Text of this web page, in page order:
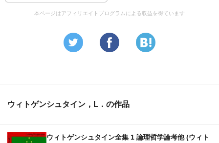
本ページはアフィリエイトプログラムによる収益を得ています
ウィトゲンシュタイン，L．の作品
ウィトゲンシュタイン全集 1 論理哲学論考他 (ウィト